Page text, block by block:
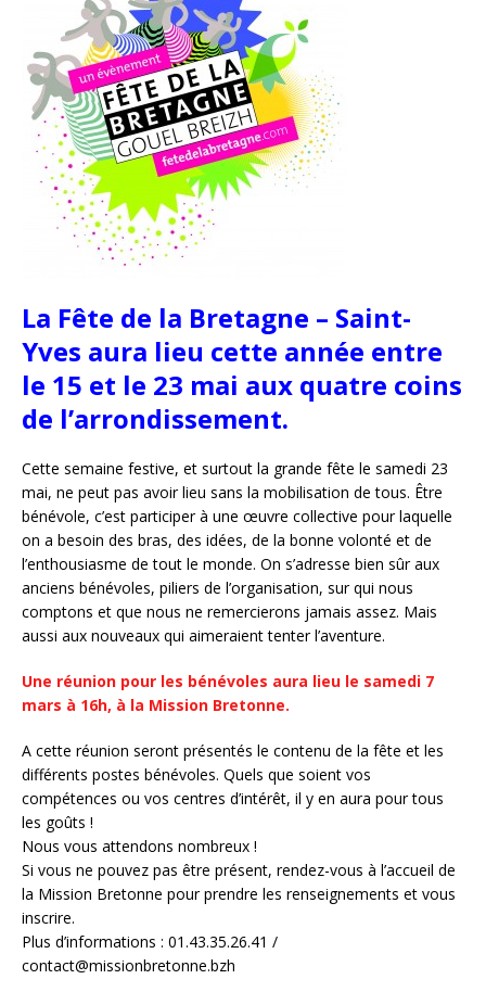
La Fête de la Bretagne – Saint-
Yves aura lieu cette année entre
le 15 et le 23 mai aux quatre coins
de l’arrondissement.
Cette semaine festive, et surtout la grande fête le samedi 23
mai, ne peut pas avoir lieu sans la mobilisation de tous. Être
bénévole, c’est participer à une œuvre collective pour laquelle
on a besoin des bras, des idées, de la bonne volonté et de
l’enthousiasme de tout le monde. On s’adresse bien sûr aux
anciens bénévoles, piliers de l’organisation, sur qui nous
comptons et que nous ne remercierons jamais assez. Mais
aussi aux nouveaux qui aimeraient tenter l’aventure.
Une réunion pour les bénévoles aura lieu le samedi 7
mars à 16h, à la Mission Bretonne.
A cette réunion seront présentés le contenu de la fête et les
différents postes bénévoles. Quels que soient vos
compétences ou vos centres d’intérêt, il y en aura pour tous
les goûts !
Nous vous attendons nombreux !
Si vous ne pouvez pas être présent, rendez-vous à l’accueil de
la Mission Bretonne pour prendre les renseignements et vous
inscrire.
Plus d’informations : 01.43.35.26.41 /
contact@missionbretonne.bzh